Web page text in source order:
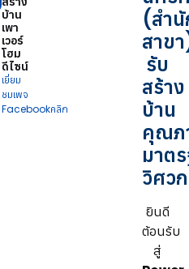
บ้าน
เพา
เวอร์
โฮม
ดีไซน์
เยี่ยม
ชมเพจ
Facebookคลิก
(สำ
สาข
รับ
สร้าง
บ้าน
คุณภ
มาต
วิศว
ยินดี
ต้อนรับ
สู่